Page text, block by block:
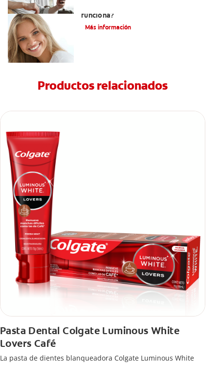
funciona?
Más información
Productos relacionados
Pasta Dental Colgate Luminous White
Lovers Café
La pasta de dientes blanqueadora Colgate Luminous White